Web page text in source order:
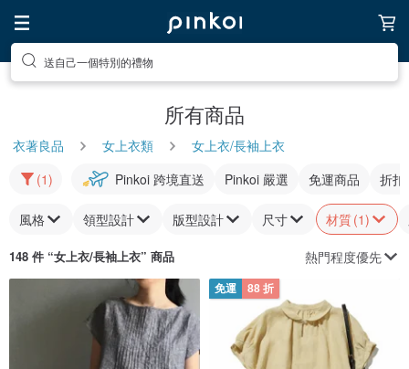
送自己一個特別的禮物
所有商品
衣著良品 女上衣類
女上衣/長袖上衣
(1)
Pinkoi 跨境直送 Pinkoi 嚴選 免運商品 折扣
風格 領型設計 版型設計 尺寸 材質(1)
148 件 “女上衣/長袖上衣” 商品 熱門程度優先
免運 88 折